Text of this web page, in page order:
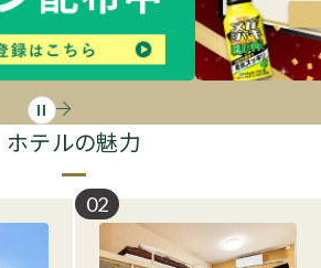
ホテルの魅力
02